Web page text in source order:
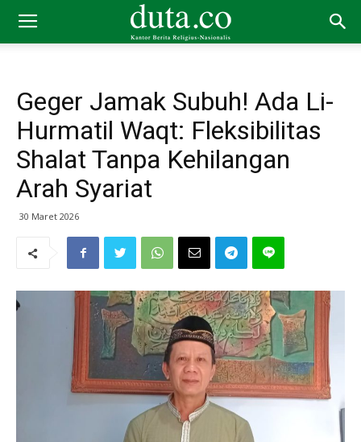
Geger Jamak Subuh! Ada Li-
Hurmatil Waqt: Fleksibilitas
Shalat Tanpa Kehilangan
Arah Syariat
30 Maret 2026